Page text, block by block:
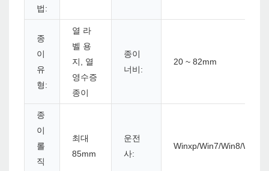
법:
종
이
유
형:
열 라
벨 용
지, 열
영수증
종이
종이
너비:
20 ~ 82mm
종
이
롤
직
최대
85mm
운전
사:
Winxp/Win7/Win8/